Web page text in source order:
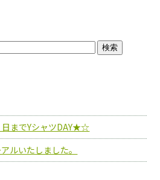
までYシャツDAY★☆
ルいたしました。